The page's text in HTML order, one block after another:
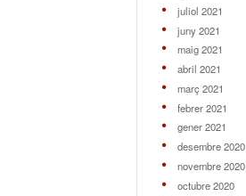
juliol 2021
juny 2021
maig 2021
abril 2021
març 2021
febrer 2021
gener 2021
desembre 2020
novembre 2020
octubre 2020